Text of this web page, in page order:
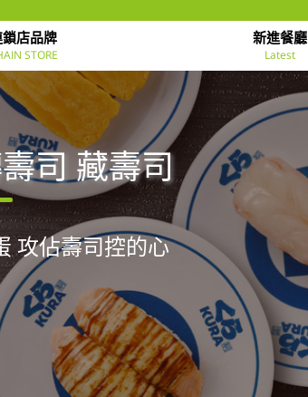
店品牌
STORE
新進餐廳
Latest
司 藏壽司
攻佔壽司控的心